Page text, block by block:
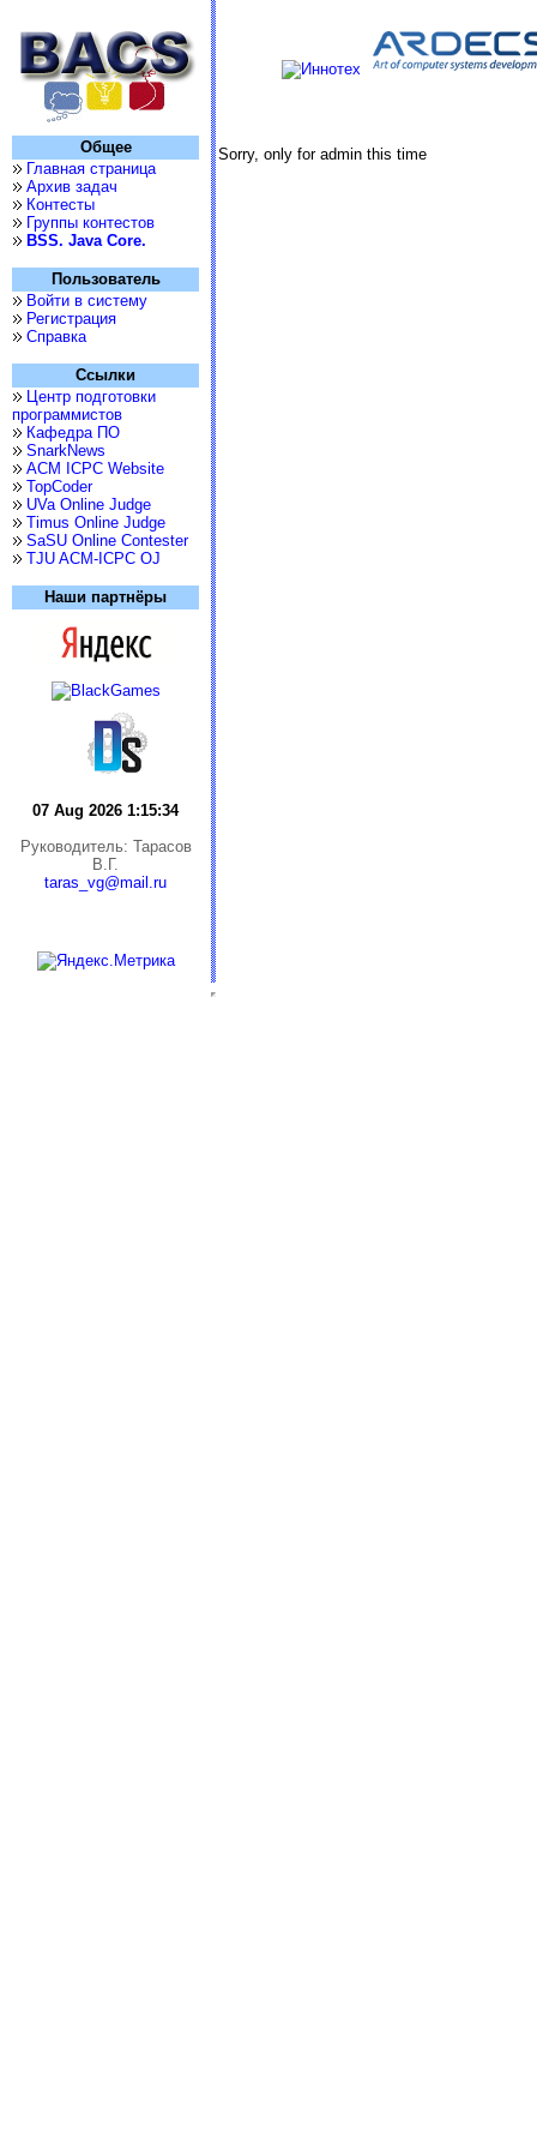
Общее
Главная страница
Архив задач
Контесты
Группы контестов
BSS. Java Core.
Пользователь
Войти в систему
Регистрация
Справка
Ссылки
Центр подготовки
программистов
Кафедра ПО
SnarkNews
ACM ICPC Website
TopCoder
UVa Online Judge
Timus Online Judge
SaSU Online Contester
TJU ACM-ICPC OJ
Наши партнёры
07 Aug 2026 1:15:35
Руководитель: Тарасов
В.Г.
taras_vg@mail.ru
Sorry, only for admin this time